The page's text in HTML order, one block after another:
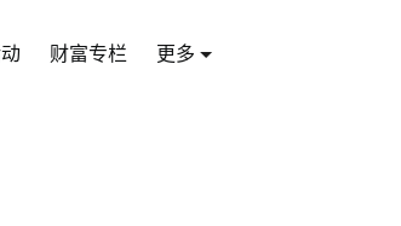
财富专栏 更多